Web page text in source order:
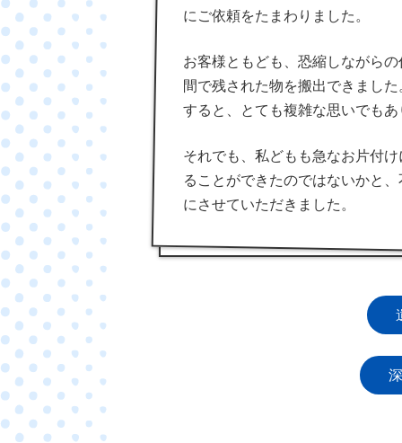
にご依頼をたまわりました。
お客様ともども、恐縮しながら
間で残された物を搬出できまし
すると、とても複雑な思いでも
それでも、私どもも急なお片付
ることができたのではないかと
にさせていただきました。